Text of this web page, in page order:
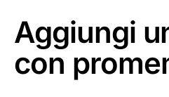
Aggiungi
con